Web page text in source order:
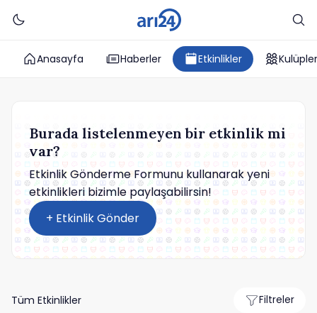
Anasayfa Haberler Etkinlikler Kulüpler
Burada listelenmeyen bir etkinlik mi
var?
Etkinlik Gönderme Formunu kullanarak yeni
etkinlikleri bizimle paylaşabilirsin!
+ Etkinlik Gönder
Tüm Etkinlikler Filtreler